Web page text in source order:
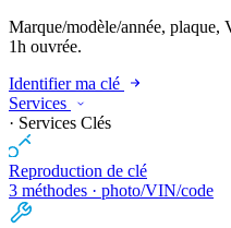
Marque/modèle/année,
1h ouvrée.
Identifier ma clé
Services
· Services Clés
Reproduction de clé
3 méthodes · photo/VIN/code